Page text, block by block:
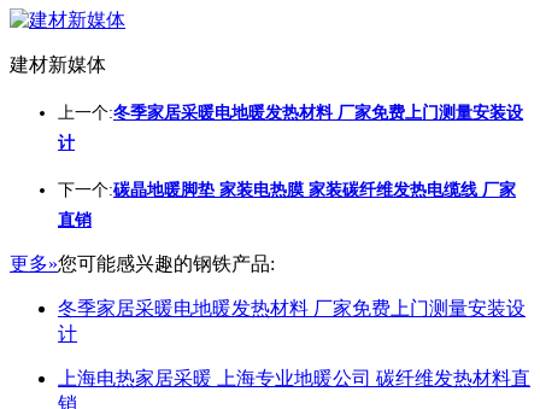
建材新媒体
上一个:冬季家居采暖电地暖发热材料 厂家免费上门测量安装设
计
下一个:碳晶地暖脚垫 家装电热膜 家装碳纤维发热电缆线 厂家
直销
更多»您可能感兴趣的钢铁产品:
冬季家居采暖电地暖发热材料 厂家免费上门测量安装设
计
上海电热家居采暖 上海专业地暖公司 碳纤维发热材料直
销